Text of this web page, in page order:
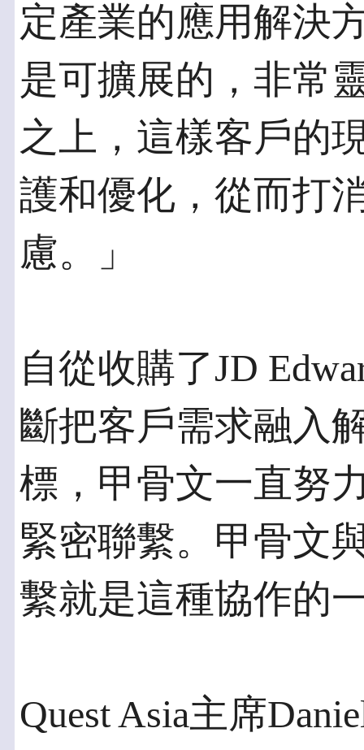
定產業的應用解決
是可擴展的，非常
之上，這樣客戶的
護和優化，從而打
慮。」
自從收購了JD
斷把客戶需求融入
標，甲骨文一直努
緊密聯繫。甲骨文
繫就是這種協作的
Quest Asia主席